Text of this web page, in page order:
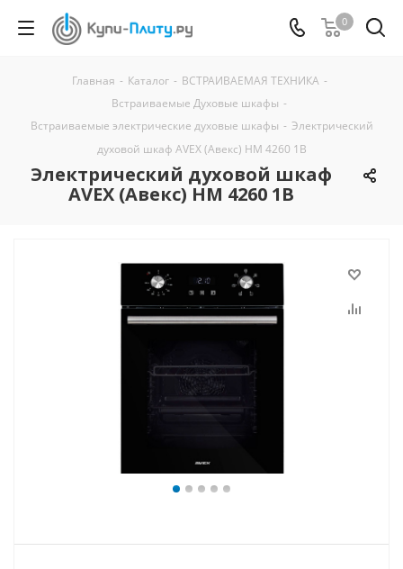
0
Главная - Каталог - ВСТРАИВАЕМАЯ ТЕХНИКА -
Встраиваемые Духовые шкафы -
Встраиваемые электрические духовые шкафы - Электрический
духовой шкаф AVEX (Авекс) HM 4260 1B
Электрический духовой шкаф
AVEX (Авекс) HM 4260 1B